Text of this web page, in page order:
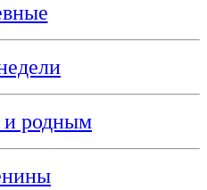
и родным